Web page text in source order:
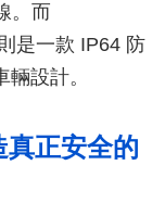
。而
是一款 IP64 防
輛設計。
真正安全的